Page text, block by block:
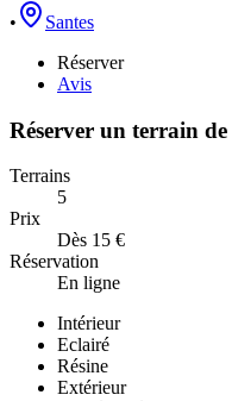
•
Santes
Réserver
Avis
Réserver un terrain de
Terrains
5
Prix
Dès 15 €
Réservation
En ligne
Intérieur
Eclairé
Résine
Extérieur